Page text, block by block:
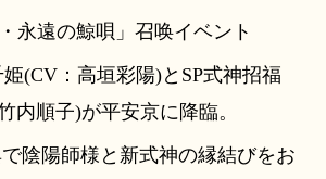
永遠の鯨唄」召唤イベント
(CV：高垣彩陽)とSP式神招福
内順子)が平安京に降臨。
陰陽師様と新式神の縁結びをお